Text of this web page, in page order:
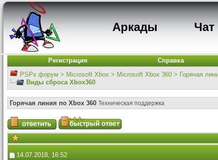
Аркады Чат
Регистрация
Справка
PSPx форум > Microsoft Xbox > Microsoft Xbox 360 > Горячая
Виды сброса Xbox360
Горячая линия по Xbox 360 Техническая поддержка
14.07.2018, 16:52